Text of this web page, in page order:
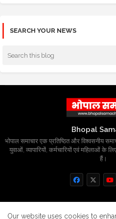
SEARCH YOUR NEWS
Bhopal
भोपाल समाचार एक प्रतिष्ठित और विश्वसनीय
युवाओं, व्यापारियों, कर्मचारियों एवं महिलाओं के
हैं।
Home About
Our website uses cookies to